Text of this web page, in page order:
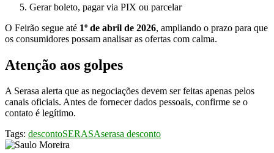
Gerar boleto, pagar via PIX ou parcelar
O Feirão segue até 1º de abril de 2026, ampliando o prazo para que
os consumidores possam analisar as ofertas com calma.
Atenção aos golpes
A Serasa alerta que as negociações devem ser feitas apenas pelos
canais oficiais. Antes de fornecer dados pessoais, confirme se o
contato é legítimo.
Tags: descontoSERASAserasa desconto